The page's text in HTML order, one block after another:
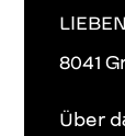
8041
Über